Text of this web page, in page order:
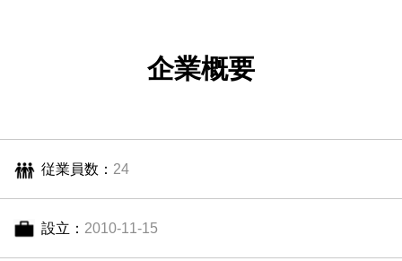
企業概要
従業員数： 24
設立： 2010-11-15